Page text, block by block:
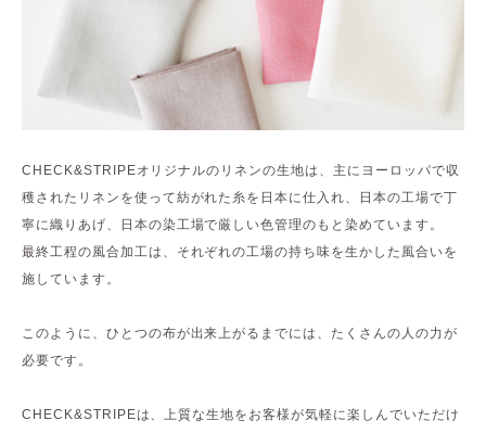
CHECK&STRIPEオリジナルのリネンの生地は、主にヨーロッパで収
穫されたリネンを使って紡がれた糸を日本に仕入れ、日本の工場で丁
寧に織りあげ、日本の染工場で厳しい色管理のもと染めています。
最終工程の風合加工は、それぞれの工場の持ち味を生かした風合いを
施しています。
このように、ひとつの布が出来上がるまでには、たくさんの人の力が
必要です。
CHECK&STRIPEは、上質な生地をお客様が気軽に楽しんでいただけ